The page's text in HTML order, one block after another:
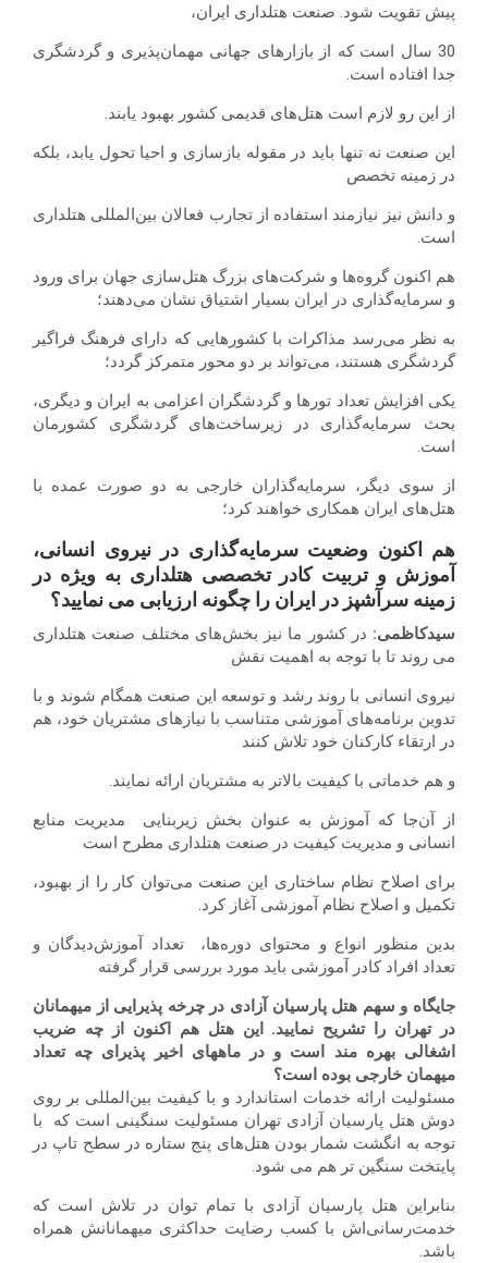
پیش تقویت شود. صنعت هتلداری ایران،
30 سال است که از بازارهای جهانی مهمان‌پذیری و گردشگری
جدا افتاده است.
از این رو لازم است هتل‌های قدیمی کشور بهبود یابند.
این صنعت نه تنها باید در مقوله بازسازی و احیا تحول یابد، بلکه
در زمینه تخصص
و دانش نیز نیازمند استفاده از تجارب فعالان بین‌المللی هتلداری
است.
هم اکنون گروه‌ها و شرکت‌های بزرگ هتل‌سازی جهان برای ورود
و سرمایه‌گذاری در ایران بسیار اشتیاق نشان می‌دهند؛
به نظر می‌رسد مذاکرات با کشورهایی که دارای فرهنگ فراگیر
گردشگری هستند، می‌تواند بر دو محور متمرکز گردد؛
یکی افزایش تعداد تورها و گردشگران اعزامی به ایران و دیگری،
بحث سرمایه‌گذاری در زیرساخت‌های گردشگری کشورمان
است.
از سوی دیگر، سرمایه‌گذاران خارجی به دو صورت عمده با
هتل‌های ایران همکاری خواهند کرد؛
هم اکنون وضعیت سرمایهگذاری در نیروی
انسانی،
آموزش و تربیت کادر تخصصی هتلداری به ویژه در
زمینه سرآشپز در ایران را چگونه ارزیابی می نمایید؟
سیدکاظمی: در کشور ما نیز بخش‌های مختلف صنعت هتلداری
می روند تا با توجه به اهمیت نقش
نیروی انسانی با روند رشد و توسعه این صنعت همگام شوند و با
تدوین برنامه‌های آموزشی متناسب با نیازهای مشتریان خود‌، هم
در ارتقاء کارکنان خود تلاش کنند
و هم خدماتی با کیفیت بالاتر به مشتریان ارائه نمایند.
از آن‌جا که آموزش به عنوان بخش زیربنایی مدیریت منابع
انسانی و مدیریت کیفیت در صنعت هتلداری مطرح است
برای اصلاح نظام ساختاری این صنعت می‌توان کار را از بهبود،
تکمیل و اصلاح نظام آموزشی آغاز کرد.
بدین منظور انواع و محتوای دوره‌ها، تعداد آموزش‌دیدگان و
تعداد افراد کادر آموزشی باید مورد بررسی قرار گرفته
جایگاه و سهم هتل پارسیان آزادی در چرخه پذیرایی از میهمانان
در
تهران را تشریح نمایید. این هتل هم اکنون از چه ضریب
اشغالی بهره مند است و در ماههای اخیر پذیرای چه تعداد
میهمان خارجی بوده است؟
مسئولیت ارائه خدمات استاندارد و با کیفیت بین‌المللی بر روی
دوش هتل پارسیان آزادی تهران مسئولیت سنگینی است که با
توجه به انگشت شمار بودن هتل‌های پنج ستاره در سطح تاپ در
پایتخت سنگین تر هم می شود.
بنابر‌این هتل پارسیان آزادی با تمام توان در تلاش است که
خدمت‌رسانی‌اش با کسب رضایت حداکثری میهمانانش همراه
باشد.